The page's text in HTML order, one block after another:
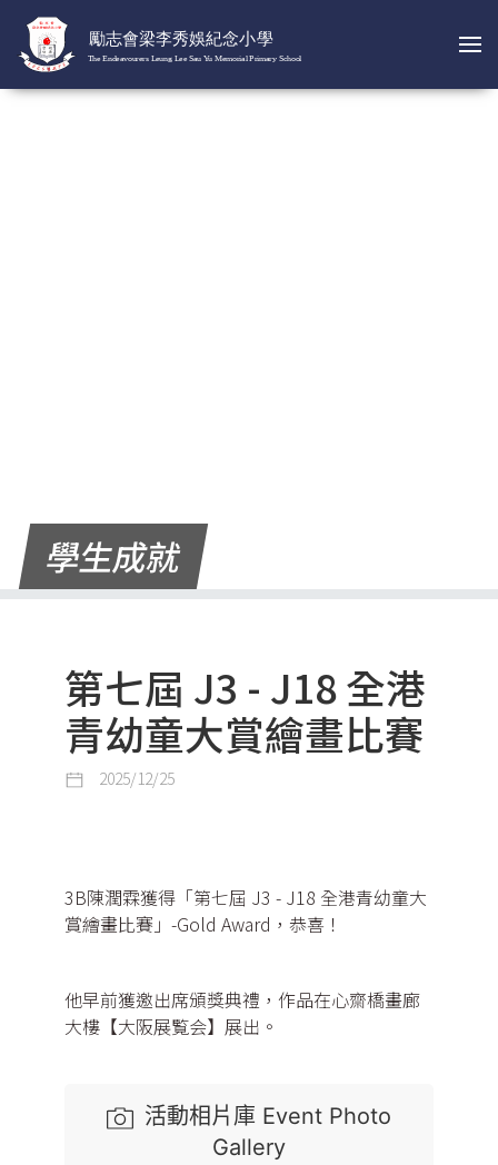
學生成就
第七屆 J3 - J18 全港
青幼童大賞繪畫比賽
2025/12/25
3B陳潤霖獲得「第七屆 J3 - J18 全港青幼童大
賞繪畫比賽」-Gold Award，恭喜！
他早前獲邀出席頒獎典禮，作品在心齋橋畫廊
大樓【大阪展覧会】展出。
活動相片庫 Event Photo
Gallery